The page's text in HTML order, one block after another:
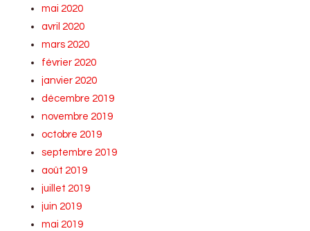
mai 2020
avril 2020
mars 2020
février 2020
janvier 2020
décembre 2019
novembre 2019
octobre 2019
septembre 2019
août 2019
juillet 2019
juin 2019
mai 2019